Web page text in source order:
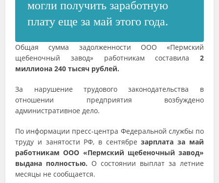
могли получить заработную
плату еще за май этого года.
Общая сумма задолженности ООО «Пермский
щебеночный завод» работникам составила 2
миллиона 240 тысяч рублей.
За нарушение трудового законодательства в
отношении предприятия возбуждено
административное дело.
По информации пресс-центра Федеральной службы по
труду и занятости РФ, в сентябрезарплата за май
работникам ООО «Пермский щебеночный завод»
выдана полностью. О состоянии выплат за летние
месяцы не сообщается.